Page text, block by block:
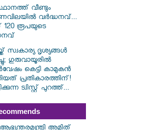
വീണ്ടും
വർദ്ധനവ്...
രൂപയുടെ
സ്വകാര്യ ദൃശ്യങ്ങൾ
ഗുരുവായൂരിൽ
കെട്ടി കാമുകൻ
പ്രതികാരത്തിന്!
ട്വിസ്റ്റ് പുറത്ത്...